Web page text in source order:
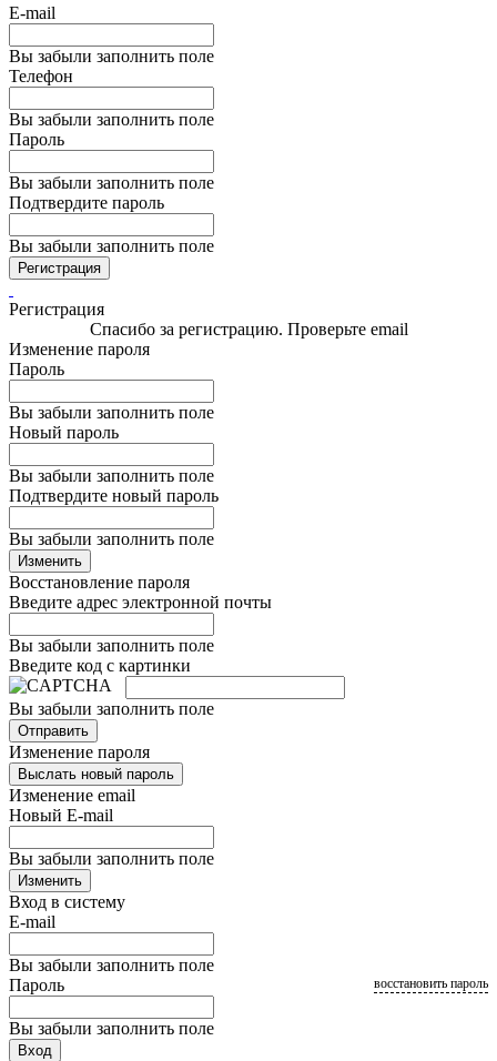
E-mail
Вы забыли заполнить поле
Телефон
Вы забыли заполнить поле
Пароль
Вы забыли заполнить поле
Подтвердите пароль
Вы забыли заполнить поле
Регистрация
Регистрация
Спасибо за регистрацию. Проверьте email
Изменение пароля
Пароль
Вы забыли заполнить поле
Новый пароль
Вы забыли заполнить поле
Подтвердите новый пароль
Вы забыли заполнить поле
Изменить
Восстановление пароля
Введите адрес электронной почты
Вы забыли заполнить поле
Введите код с картинки
Вы забыли заполнить поле
Отправить
Изменение пароля
Выслать новый пароль
Изменение email
Новый E-mail
Вы забыли заполнить поле
Изменить
Вход в систему
E-mail
Вы забыли заполнить поле
Пароль
Вы забыли заполнить поле
восстановить пароль
Вход